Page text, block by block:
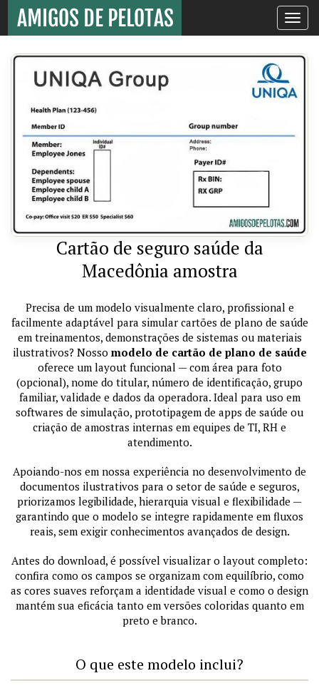
Toggle
Cartão de seguro saúde da
Macedônia amostra
Precisa de um modelo visualmente claro, profissional e
facilmente adaptável para simular cartões de plano de saúde
em treinamentos, demonstrações de sistemas ou materiais
ilustrativos? Nosso modelo de cartão de plano de saúde
oferece um layout funcional — com área para foto
(opcional), nome do titular, número de identificação, grupo
familiar, validade e dados da operadora. Ideal para uso em
softwares de simulação, prototipagem de apps de saúde ou
criação de amostras internas em equipes de TI, RH e
atendimento.
Apoiando-nos em nossa experiência no desenvolvimento de
documentos ilustrativos para o setor de saúde e seguros,
priorizamos legibilidade, hierarquia visual e flexibilidade —
garantindo que o modelo se integre rapidamente em fluxos
reais, sem exigir conhecimentos avançados de design.
Antes do download, é possível visualizar o layout completo:
confira como os campos se organizam com equilíbrio, como
as cores suaves reforçam a identidade visual e como o design
mantém sua eficácia tanto em versões coloridas quanto em
preto e branco.
O que este modelo inclui?